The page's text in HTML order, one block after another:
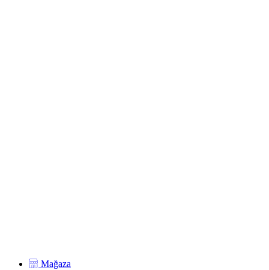
Mağaza